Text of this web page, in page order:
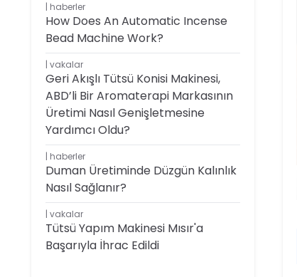
haberler
How Does An Automatic Incense
Bead Machine Work?
vakalar
Geri Akışlı Tütsü Konisi Makinesi,
ABD’li Bir Aromaterapi Markasının
Üretimi Nasıl Genişletmesine
Yardımcı Oldu?
haberler
Duman Üretiminde Düzgün Kalınlık
Nasıl Sağlanır?
vakalar
Tütsü Yapım Makinesi Mısır'a
Başarıyla İhrac Edildi